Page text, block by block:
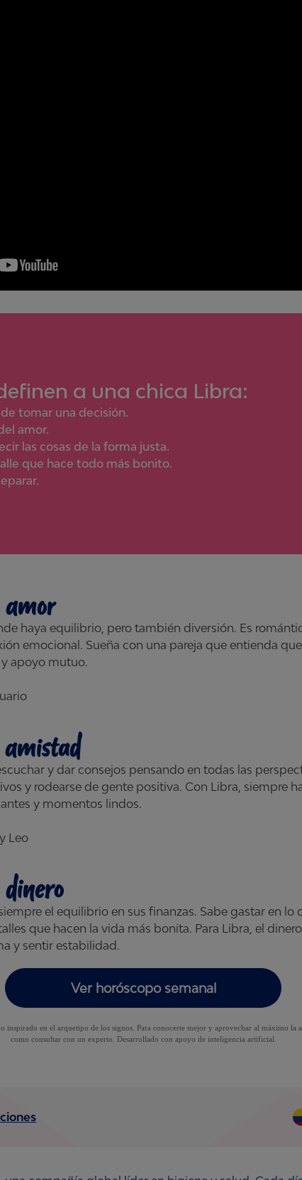
a una chica Libra:
tomar una decisión.
amor.
las cosas de la forma justa.
que hace todo más bonito.
amor
haya equilibrio, pero también diversión. Es
emocional. Sueña con una pareja que entienda
apoyo mutuo.
amistad
y dar consejos pensando en todas las
y rodearse de gente positiva. Con Libra, siempre
y momentos lindos.
Leo
dinero
el equilibrio en sus finanzas. Sabe gastar en lo
que hacen la vida más bonita. Para Libra, el
y sentir estabilidad.
Ver horóscopo semanal
inspirado en el arquetipo de los signos. Para conocerte mejor y aprovechar al máximo la
como consultar con un experto. Desarrollado con apoyo de inteligencia artificial.